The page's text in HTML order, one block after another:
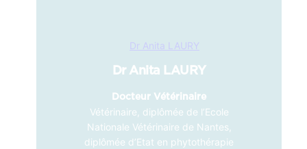
Dr Anita LAURY
Docteur Vétérinaire
Vétérinaire, diplômée de l’Ecole
Nationale Vétérinaire de Nantes,
diplômée d’Etat en phytothérapie